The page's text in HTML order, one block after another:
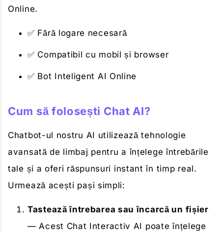
Online.
✅ Fără logare necesară
✅ Compatibil cu mobil și browser
✅ Bot Inteligent AI Online
Cum să folosești Chat AI?
Chatbot-ul nostru AI utilizează tehnologie
avansată de limbaj pentru a înțelege întrebările
tale și a oferi răspunsuri instant în timp real.
Urmează acești pași simpli:
Tastează întrebarea sau încarcă un fișier
— Acest Chat Interactiv AI poate înțelege